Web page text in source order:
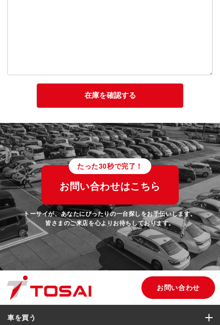
たった30秒で完了！
お問い合わせはこちら
トーサイが、あなたにぴったりの一台探しをお手伝いします。
皆さまのご来店を心よりお待ちしております。
お問い合わせ
車を買う